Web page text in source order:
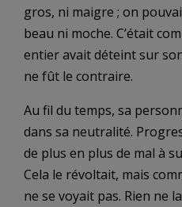
gros, ni maigre ; on
beau ni moche. C’était
entier avait déteint sur
ne fût le contraire.
Au fil du temps, sa
dans sa neutralité.
de plus en plus de mal à
Cela le révoltait, mais
ne se voyait pas. Rien ne